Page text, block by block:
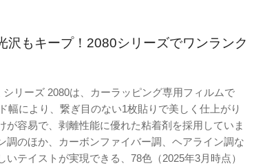
沢もキープ！2080シリーズでワンランク
リーズ 2080は、カーラッピング専用フィルムで
幅により、繋ぎ目のない1枚貼りで美しく仕上がり
が容易で、剥離性能に優れた粘着剤を採用していま
調のほか、カーボンファイバー調、ヘアライン調な
いテイストが実現できる、78色（2025年3月時点）